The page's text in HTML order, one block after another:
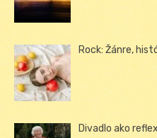
Rock: Žánre,
Divadlo ako